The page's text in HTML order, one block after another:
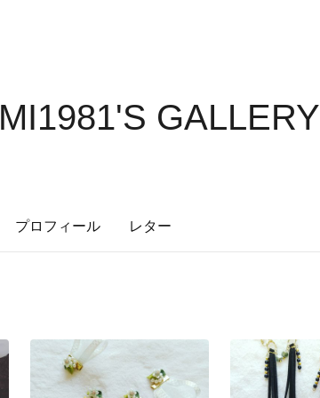
GALLERY
プロフィール レター